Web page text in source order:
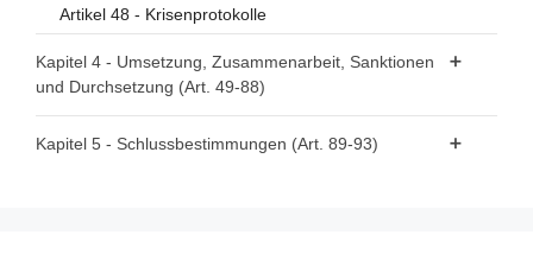
Artikel 48 - Krisenprotokolle
Kapitel 4 - Umsetzung, Zusammenarbeit, Sanktionen
und Durchsetzung (Art. 49-88)
Abschnitt 1 - Zuständige Behörden und nationale
Kapitel 5 - Schlussbestimmungen (Art. 89-93)